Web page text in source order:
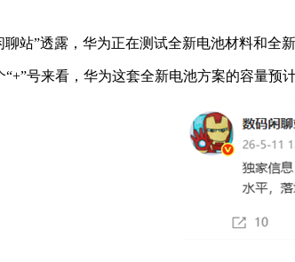
”透露，华为正在测试全新电池材料和全新
号来看，华为这套全新电池方案的容量预计